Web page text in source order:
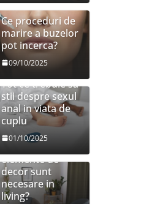
Ce proceduri de
marire a buzelor
pot incerca?
09/10/2025
Tot ce trebuie sa
stii despre sexul
anal in viata de
cuplu
01/10/2025
elemente de
decor sunt
necesare in
living?